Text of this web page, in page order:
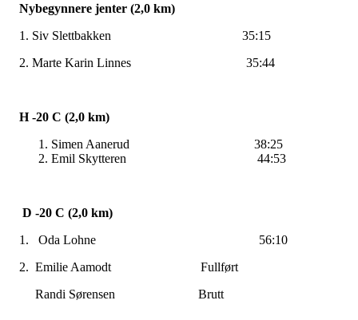
Nybegynnere jenter (2,0 km)
1. Siv Slettbakken 35:15
2. Marte Karin Linnes 35:44
H -20 C (2,0 km)
Simen Aanerud 38:25
Emil Skytteren 44:53
D -20 C (2,0 km)
1. Oda Lohne 56:10
2. Emilie Aamodt Fullført
Randi Sørensen Brutt